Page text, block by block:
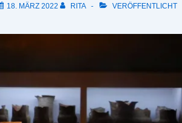
18. MÄRZ 2022 RITA
VERÖFFENTLICHT